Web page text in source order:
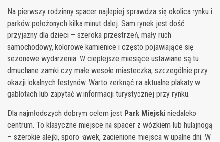
Na pierwszy rodzinny spacer najlepiej sprawdza się okolica rynku i
parków położonych kilka minut dalej. Sam rynek jest dość
przyjazny dla dzieci – szeroka przestrzeń, mały ruch
samochodowy, kolorowe kamienice i często pojawiające się
sezonowe wydarzenia. W cieplejsze miesiące ustawiane są tu
dmuchane zamki czy małe wesołe miasteczka, szczególnie przy
okazji lokalnych festynów. Warto zerknąć na aktualne plakaty w
gablotach lub zapytać w informacji turystycznej przy rynku.
Dla najmłodszych dobrym celem jest Park Miejski niedaleko
centrum. To klasyczne miejsce na spacer z wózkiem lub hulajnogą
– szerokie alejki, sporo ławek, zacienione miejsca w upalne dni. W